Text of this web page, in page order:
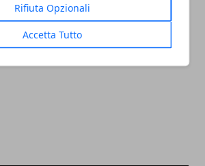
Rifiuta Opzionali
Accetta Tutto
lontane le zanzare: il ruolo
le ragioni per cui pungono